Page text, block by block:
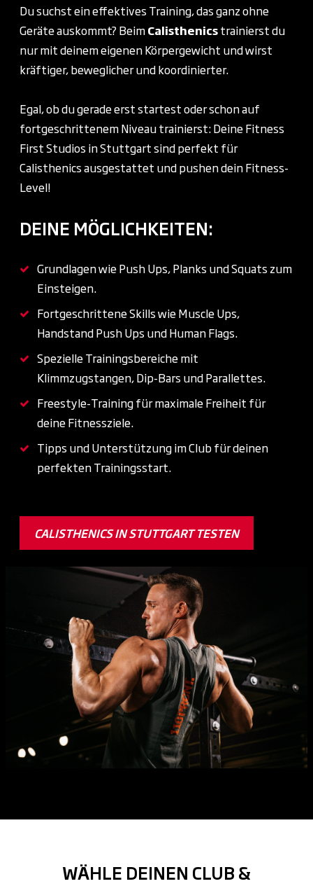
Du suchst ein effektives Training, das ganz ohne
Geräte auskommt? BeimCalisthenicstrainierst du
nur mit deinem eigenen Körpergewicht und wirst
kräftiger, beweglicher und koordinierter.
Egal, ob du gerade erst startest oder schon auf
fortgeschrittenem Niveau trainierst: Deine Fitness
First Studios in Stuttgart sind perfekt für
Calisthenics ausgestattet und pushen dein Fitness-
Level!
DEINE MÖGLICHKEITEN:
Grundlagen wie Push Ups, Planks und Squats zum
Einsteigen.
Fortgeschrittene Skills wie Muscle Ups,
Handstand Push Ups und Human Flags.
Spezielle Trainingsbereiche mit
Klimmzugstangen, Dip-Bars und Parallettes.
Freestyle-Training für maximale Freiheit für
deine Fitnessziele.
Tipps und Unterstützung im Club für deinen
perfekten Trainingsstart.
CALISTHENICS IN STUTTGART TESTEN
WÄHLE DEINEN CLUB &